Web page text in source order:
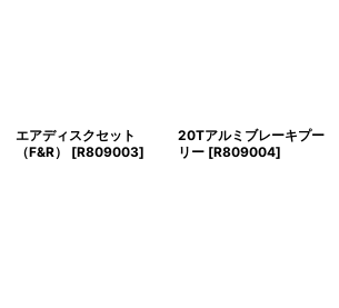
エアディスクセット
（F&R）
[R809003]
20Tアルミブレーキプー
リー [R809004]